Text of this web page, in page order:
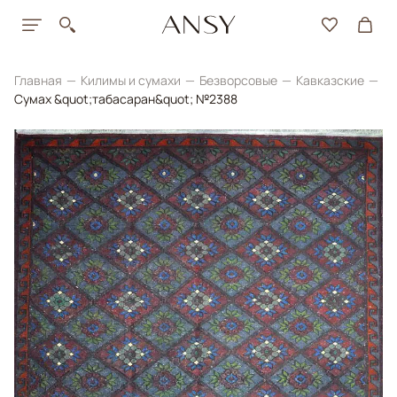
Главная Килимы и сумахи Безворсовые
Кавказские
Сумах &quot;табасаран&quot; №2388